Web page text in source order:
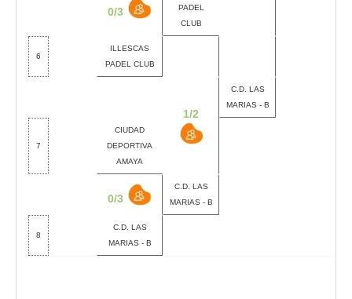
0/3
PADEL
CLUB
6
ILLESCAS
PADEL CLUB
1/2
C.D. LAS
MARIAS - B
7
CIUDAD
DEPORTIVA
AMAYA
0/3
C.D. LAS
MARIAS - B
8
C.D. LAS
MARIAS - B